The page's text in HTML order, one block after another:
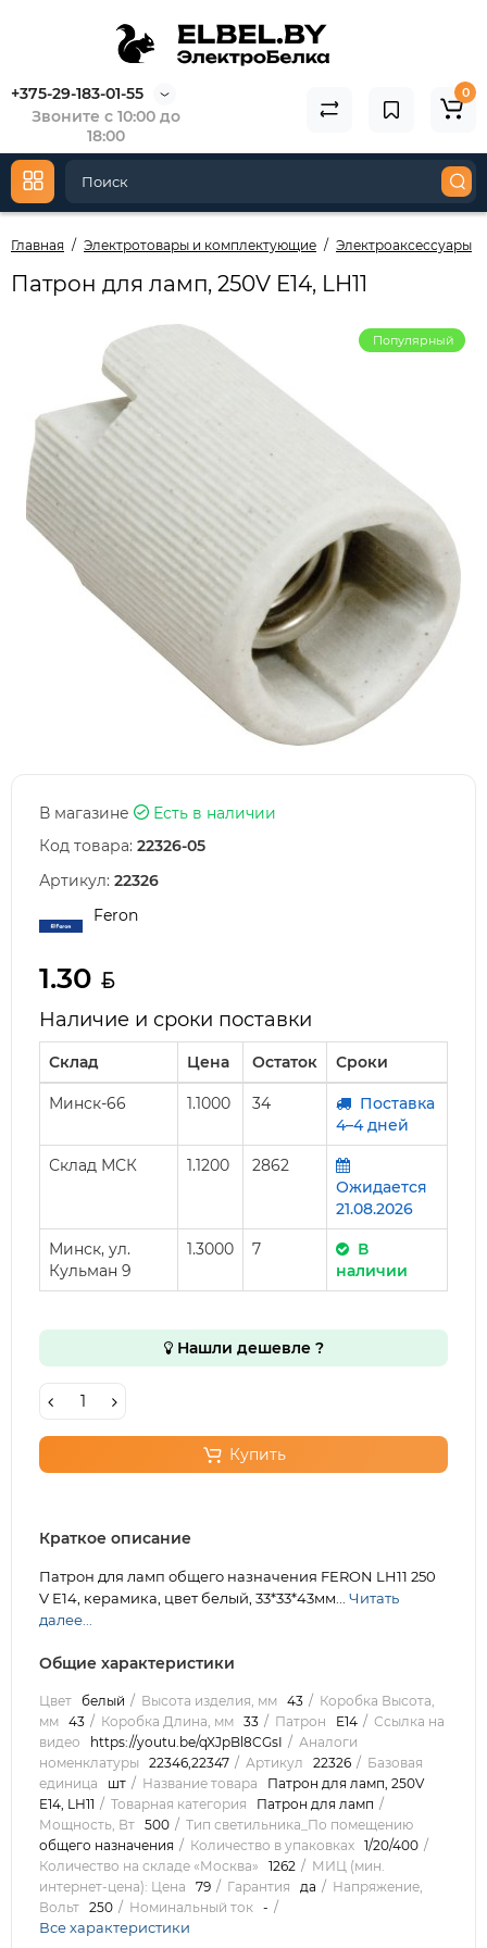
+375-29-183-01-55
Звоните с 10:00 до
18:00
0
Главная Электротовары и комплектующие Электроаксессуары
Патрон для ламп, 250V E14, LH11
Популярный
В магазине
Есть в наличии
Код товара: 22326-05
Артикул: 22326
Feron
1.30
Наличие и сроки поставки
Склад Цена Остаток Сроки
Минск-66 1.1000 34
Поставка
4–4 дней
Склад МСК 1.1200
2862
Ожидается
21.08.2026
Минск, ул.
Кульман 9
1.3000 7
В
наличии
Нашли дешевле ?
Купить
Краткое описание
Патрон для ламп общего назначения FERON LH11 250
V E14, керамика, цвет белый, 33*33*43мм... Читать
далее...
Общие характеристики
Цвет белый Высота изделия, мм 43
Коробка Высота,
мм 43 Коробка Длина, мм 33 Патрон E14
Ссылка на
видео
https://youtu.be/qXJpBl8CGsI
Аналоги
номенклатуры
22346,22347 Артикул 22326
Базовая
единица
шт Название товара
Патрон для ламп, 250V
E14, LH11
Товарная категория
Патрон для ламп
Мощность, Вт 500
Тип светильника_По помещению
общего назначения
Количество в упаковках 1/20/400
Количество на складе «Москва»
1262
МИЦ (мин.
интернет-цена): Цена
79 Гарантия да
Напряжение,
Вольт 250 Номинальный ток -
Все характеристики